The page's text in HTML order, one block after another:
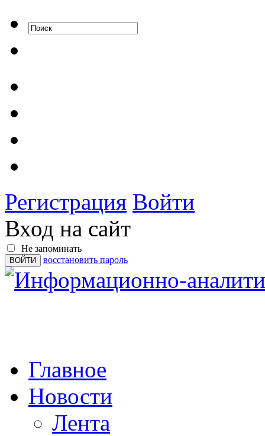
Регистрация Войти
Вход на сайт
Не запоминать
восстановить пароль
Главное
Новости
Лента